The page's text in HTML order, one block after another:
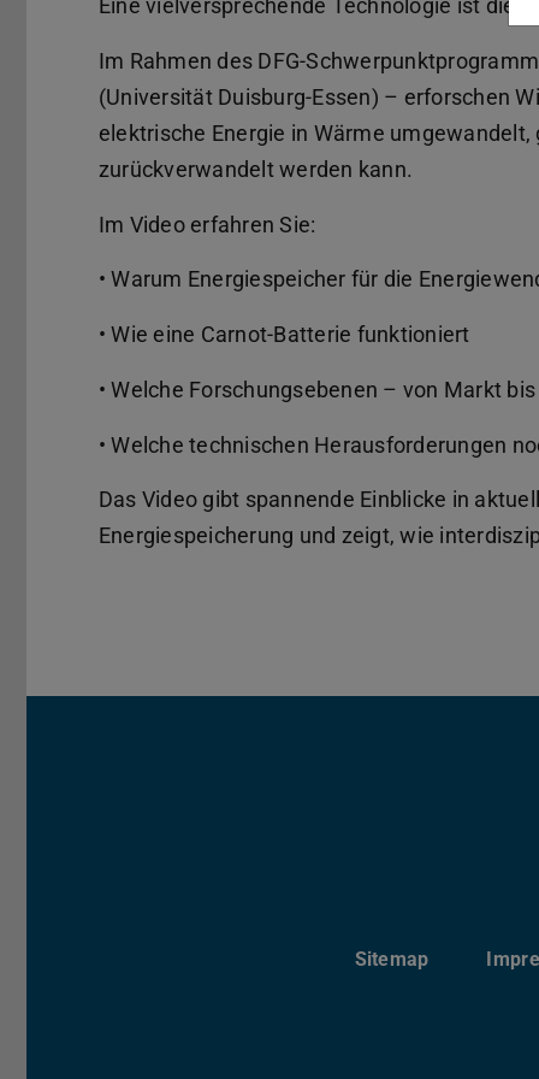
Eine vielversprechende Technologie ist die
Im Rahmen des DFG-
(Universität Duisburg-Essen) – erforschen
elektrische Energie in Wärme
zurückverwandelt werden kann.
Im Video erfahren Sie:
• Warum Energiespeicher für die
• Wie eine Carnot-Batterie funktioniert
• Welche Forschungsebenen – von Markt
• Welche technischen Herausforderungen
Das Video gibt spannende Einblicke in
Energiespeicherung und zeigt, wie
Sitemap